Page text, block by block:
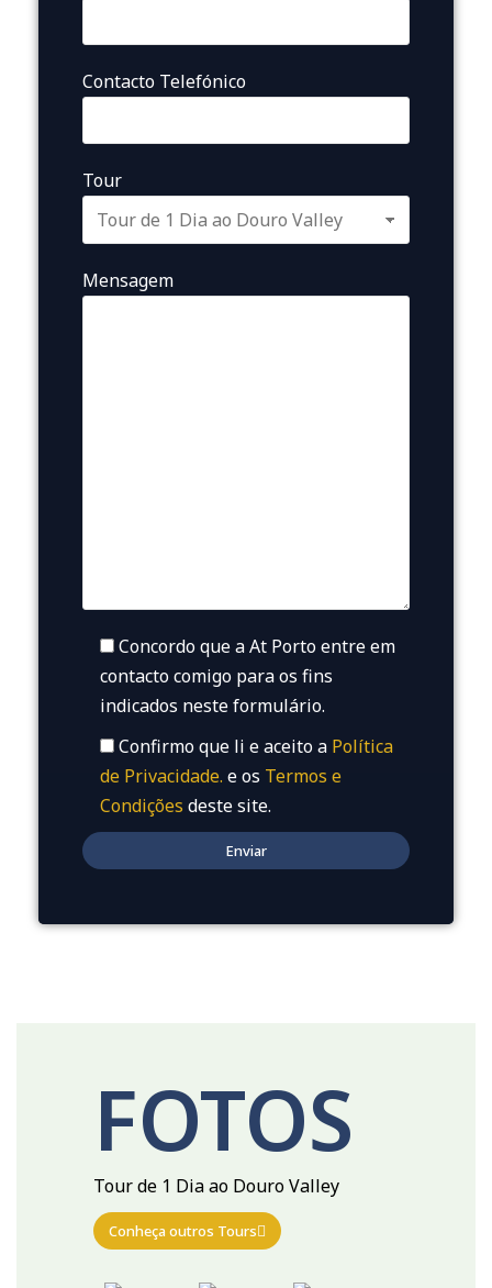
Contacto Telefónico
Tour
Mensagem
Concordo que a At Porto entre em
contacto comigo para os fins
indicados neste formulário.
Confirmo que li e aceito a Política
de Privacidade. e os Termos e
Condições deste site.
FOTOS
Tour de 1 Dia ao Douro Valley
Conheça outros Tours